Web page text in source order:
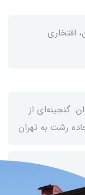
افتخاری
گنجینه‌ای از
رشت به تهران